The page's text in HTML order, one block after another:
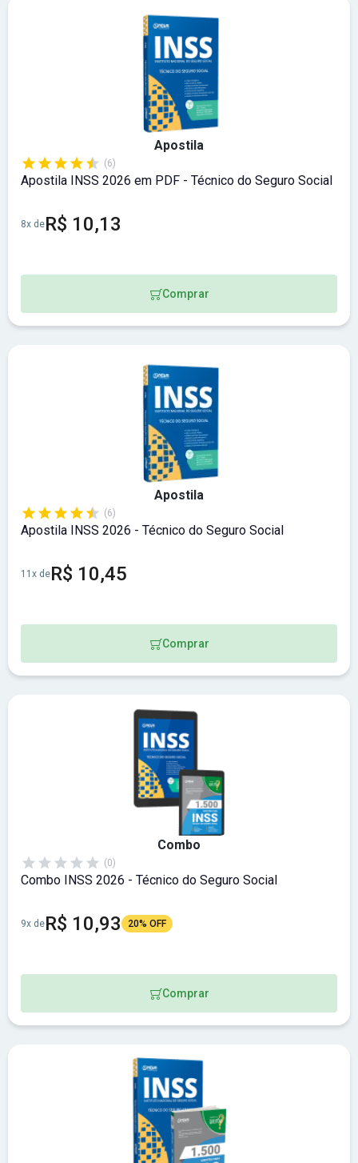
Apostila
(6)
Apostila INSS 2026 em PDF - Técnico do Seguro Social
8x deR$ 10,13
Comprar
Apostila
(6)
Apostila INSS 2026 - Técnico do Seguro Social
11x deR$ 10,45
Comprar
Combo
(0)
Combo INSS 2026 - Técnico do Seguro Social
9x deR$ 10,93 20% OFF
Comprar